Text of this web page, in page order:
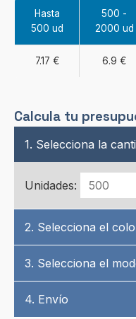
Hasta
500 ud
500 -
2000 ud
7.17 € 6.9 €
Calcula tu
1. Selecciona la
Unidades:
2. Selecciona el
3. Selecciona el
4. Envío